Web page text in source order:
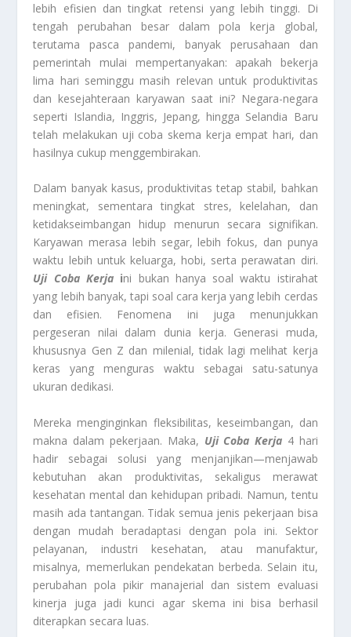
lebih efisien dan tingkat retensi yang lebih tinggi. Di
tengah perubahan besar dalam pola kerja global,
terutama pasca pandemi, banyak perusahaan dan
pemerintah mulai mempertanyakan: apakah bekerja
lima hari seminggu masih relevan untuk produktivitas
dan kesejahteraan karyawan saat ini? Negara-negara
seperti Islandia, Inggris, Jepang, hingga Selandia Baru
telah melakukan uji coba skema kerja empat hari, dan
hasilnya cukup menggembirakan.
Dalam banyak kasus, produktivitas tetap stabil, bahkan
meningkat, sementara tingkat stres, kelelahan, dan
ketidakseimbangan hidup menurun secara signifikan.
Karyawan merasa lebih segar, lebih fokus, dan punya
waktu lebih untuk keluarga, hobi, serta perawatan diri.
Uji Coba Kerjaini bukan hanya soal waktu istirahat
yang lebih banyak, tapi soal cara kerja yang lebih cerdas
dan efisien. Fenomena ini juga menunjukkan
pergeseran nilai dalam dunia kerja. Generasi muda,
khususnya Gen Z dan milenial, tidak lagi melihat kerja
keras yang menguras waktu sebagai satu-satunya
ukuran dedikasi.
Mereka menginginkan fleksibilitas, keseimbangan, dan
makna dalam pekerjaan. Maka, Uji Coba Kerja 4 hari
hadir sebagai solusi yang menjanjikan—menjawab
kebutuhan akan produktivitas, sekaligus merawat
kesehatan mental dan kehidupan pribadi. Namun, tentu
masih ada tantangan. Tidak semua jenis pekerjaan bisa
dengan mudah beradaptasi dengan pola ini. Sektor
pelayanan, industri kesehatan, atau manufaktur,
misalnya, memerlukan pendekatan berbeda. Selain itu,
perubahan pola pikir manajerial dan sistem evaluasi
kinerja juga jadi kunci agar skema ini bisa berhasil
diterapkan secara luas.